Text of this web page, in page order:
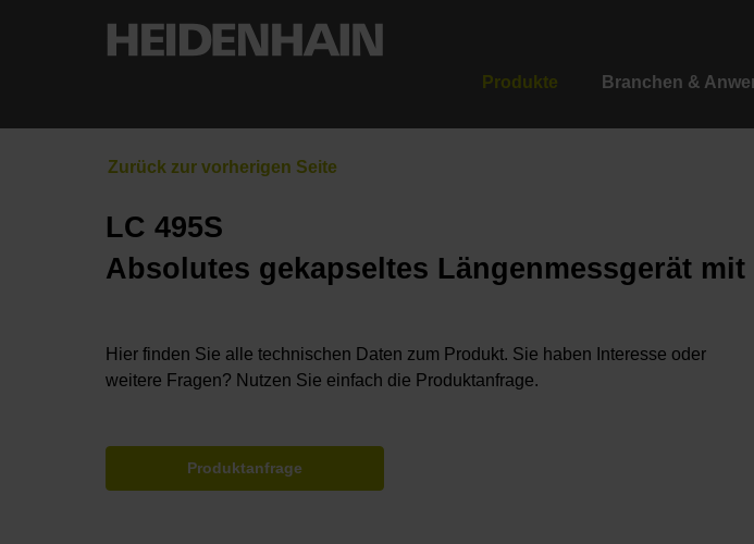
Produkte Branchen &
LC 495S
Absolutes gekapseltes Längenmessgerät
Hier finden Sie alle technischen Daten zum Produkt. Sie haben Interesse oder
weitere Fragen? Nutzen Sie einfach die Produktanfrage.
Produktanfrage